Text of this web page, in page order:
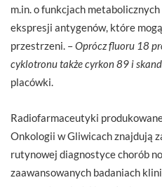
m.in. o funkcjach
ekspresji antygenów, które
przestrzeni. –Oprócz fluoru 18
cyklotronu także cyrkon 89 i
placówki.
Radiofarmaceutyki
Onkologii w Gliwicach znajdują
rutynowej diagnostyce chorób
zaawansowanych badaniach